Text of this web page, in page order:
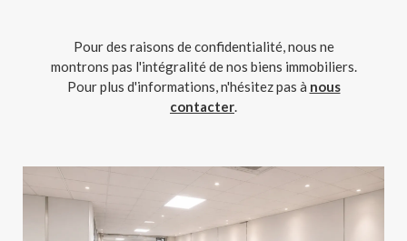
Pour des raisons de confidentialité, nous ne
montrons pas l'intégralité de nos biens immobiliers.
Pour plus d'informations, n'hésitez pas à nous
contacter.